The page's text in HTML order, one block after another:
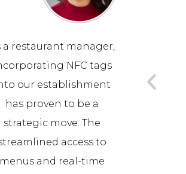
a restaurant manager,
NFC tags
our establishment
has proven to be a
strategic move. The
access to
menus and real-time